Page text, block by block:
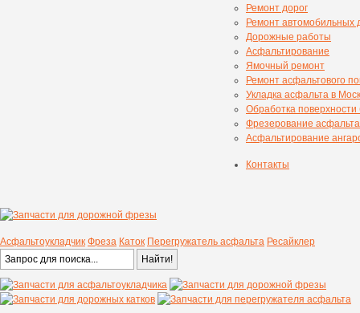
Ремонт дорог
Ремонт автомобильных
Дорожные работы
Асфальтирование
Ямочный ремонт
Ремонт асфальтового
Укладка асфальта в
Обработка
Фрезерование асфальта
Асфальтирование
Контакты
Асфальтоукладчик Фреза Каток Перегружатель асфальта Ресайклер